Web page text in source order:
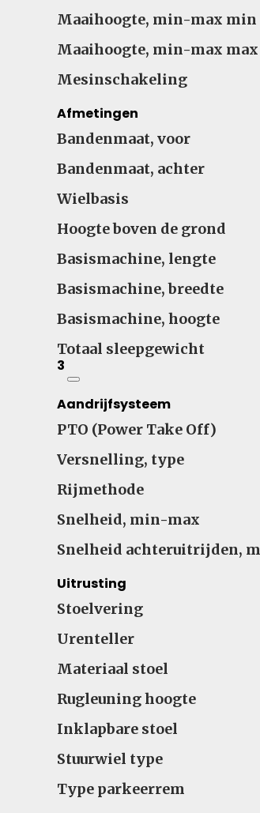
Maaihoogte, min-max min
Maaihoogte, min-max max
Mesinschakeling
Afmetingen
Bandenmaat, voor
Bandenmaat, achter
Wielbasis
Hoogte boven de grond
Basismachine, lengte
Basismachine, breedte
Basismachine, hoogte
Totaal sleepgewicht
3
Aandrijfsysteem
PTO (Power Take Off)
Versnelling, type
Rijmethode
Snelheid, min-max
Snelheid achteruitrijden,
Uitrusting
Stoelvering
Urenteller
Materiaal stoel
Rugleuning hoogte
Inklapbare stoel
Stuurwiel type
Type parkeerrem